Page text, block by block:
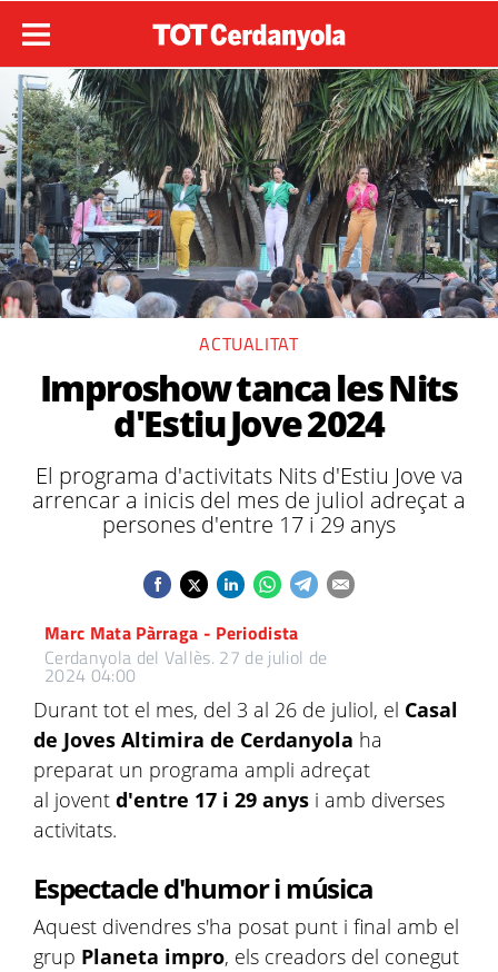
ACTUALITAT
Improshow tanca les Nits
d'Estiu Jove 2024
El programa d'activitats Nits d'Estiu Jove va
arrencar a inicis del mes de juliol adreçat a
persones d'entre 17 i 29 anys
Marc Mata Pàrraga - Periodista
Cerdanyola del Vallès. 27 de juliol de
2024 04:00
Durant tot el mes, del 3 al 26 de juliol, el Casal
de Joves Altimira de Cerdanyola ha
preparat un programa ampli adreçat
al jovent d'entre 17 i 29 anys i amb diverses
activitats.
Espectacle d'humor i música
Aquest divendres s'ha posat punt i final amb el
grup Planeta impro, els creadors del conegut